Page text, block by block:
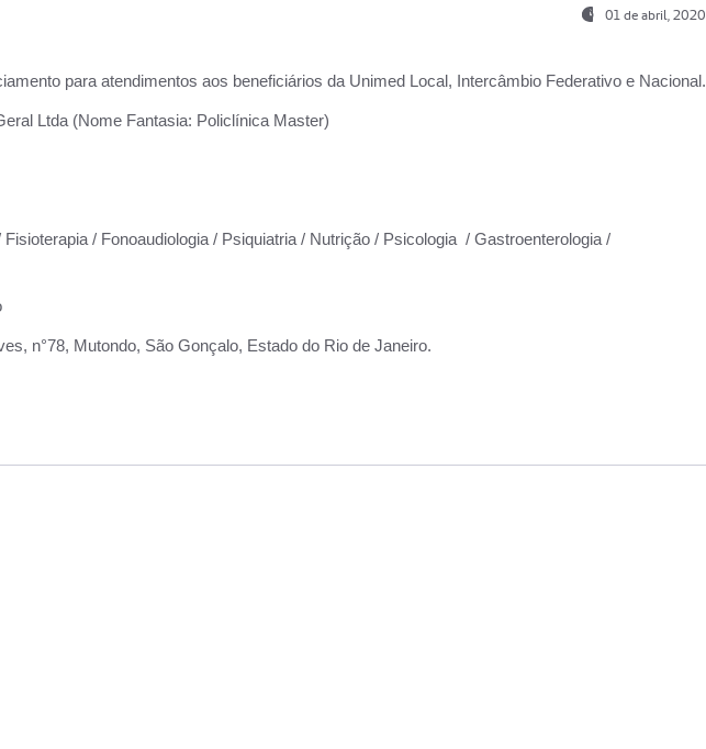
01 de abril, 2020
para atendimentos aos beneficiários da Unimed Local, Intercâmbio Federativo e Nacional.
Ltda (Nome Fantasia: Policlínica Master)
Fisioterapia / Fonoaudiologia / Psiquiatria / Nutrição / Psicologia / Gastroenterologia /
n°78, Mutondo, São Gonçalo, Estado do Rio de Janeiro.